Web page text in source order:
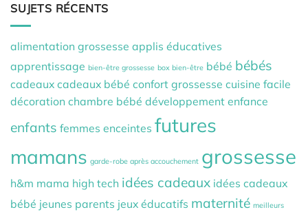
SUJETS RÉCENTS
alimentation grossesse applis éducatives
apprentissage bien-être grossesse box bien-être bébé bébés
cadeaux cadeaux bébé confort grossesse cuisine facile
décoration chambre bébé développement enfance
enfants femmes enceintes futures
mamans garde-robe après accouchement grossesse
h&m mama high tech idées cadeaux idées cadeaux
bébé jeunes parents jeux éducatifs maternité meilleurs